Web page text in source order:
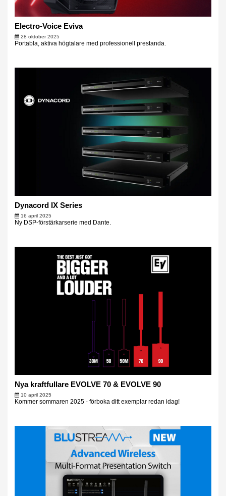
Electro-Voice Eviva
28 oktober 2025
Portabla, aktiva högtalare med professionell prestanda.
Dynacord IX Series
16 april 2025
Ny DSP-förstärkarserie med Dante.
Nya kraftfullare EVOLVE 70 & EVOLVE 90
10 april 2025
Kommer sommaren 2025 - förboka ditt exemplar redan idag!